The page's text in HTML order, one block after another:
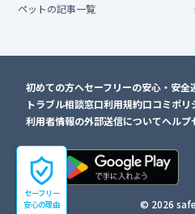
セーフリー
安心の理由
ペットの記事一覧
初めての方へセーフリーの安心・安全
トラブル相談窓口利用規約口コミポリ
利用者情報の外部送信についてヘルプ
© 2026